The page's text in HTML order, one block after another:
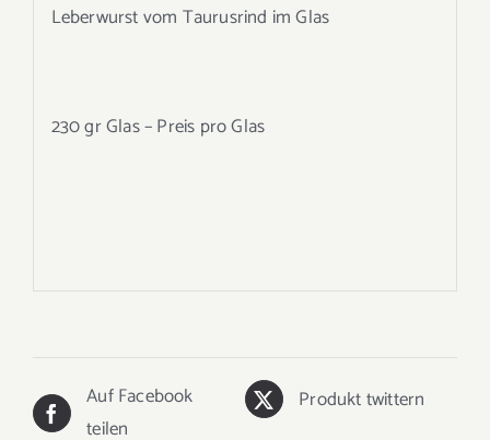
Leberwurst vom Taurusrind im Glas
230 gr Glas – Preis pro Glas
Auf Facebook
teilen
Produkt twittern